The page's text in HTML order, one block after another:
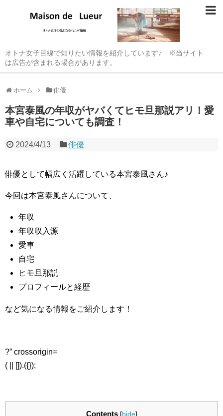
オトナ女子目線で知りたい情報を紹介しています♪ ※当サイト
は広告が含まれる場合があります。
ホーム 俳優
本宮泰風の年収がヤバくてヒモ旦那説アリ！愛
車や自宅についても調査！
2024/4/13 俳優
俳優として幅広く活躍している本宮泰風さん♪
今回は本宮泰風さんについて、
年収
年収収入源
愛車
自宅
ヒモ旦那説
プロフィールと経歴
など気になる情報をご紹介します！
?” crossorigin=
( || []).({});
Contents [hide]